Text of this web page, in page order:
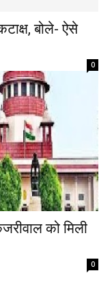
बोले- ऐसे
0
को मिली
0